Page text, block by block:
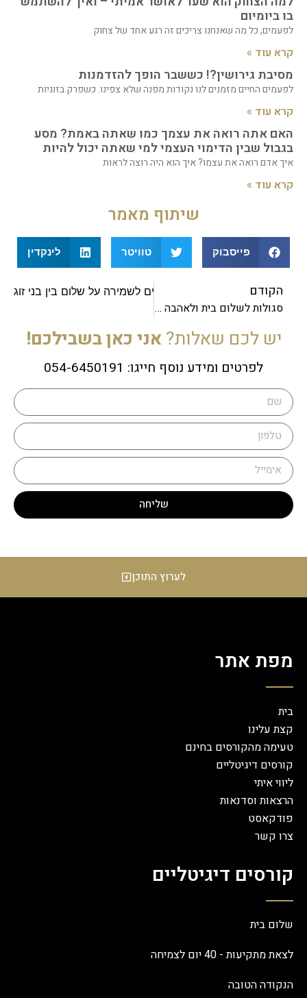
בו ביומיום
לפעמים, כל מה שאנחנו צריכים זה רגע אחד של צחוק
קרא עוד »
מסיבת גירושין?! כששבר הופך להזדמנות
לפעמים החיים מזמנים לנו נקודות מפנה שלא צפינו. כשפרק בזוגיות
קרא עוד »
האם אתה רואה את עצמך כמו שאתה באמת? מסע
בגבול שבין הדימוי העצמי למי שאתה יכול להיות
איך אדם רואה את עצמו? איך הוא היה רוצה לראות
קרא עוד »
שיתוף מאמר
פייסבוק טוויטר לינקדין
הקודם
סגולות לשלום בית ולאהבה בין בני זוג
שלום בית ביהדות: עקרונות ודרכים לשמירה על שלום בין בני זוג
יש לכם שאלות?אני כאן בשבילכם!
לפרטים ומידע נוסף חייגו: 054-6450191
שליחה
לערוץ התוכן
מפת אתר
בית
קצת עלינו
טעימה מהקורסים בחינם
קורסים דיגיטליים
ליווי איתי
הרצאות וסדנאות
פודקאסט
צרו קשר
קורסים דיגיטליים
שלום בית
לצאת מתקיעות - 40 יום לצמיחה
הנקודה הטובה